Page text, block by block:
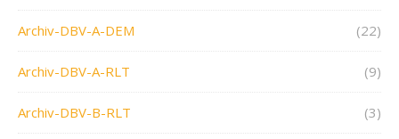
Archiv-DBV-A-DEM (22)
Archiv-DBV-A-RLT (9)
Archiv-DBV-B-RLT (3)